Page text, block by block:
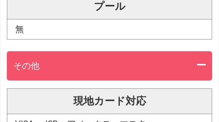
プール
無
その他
現地カード対応